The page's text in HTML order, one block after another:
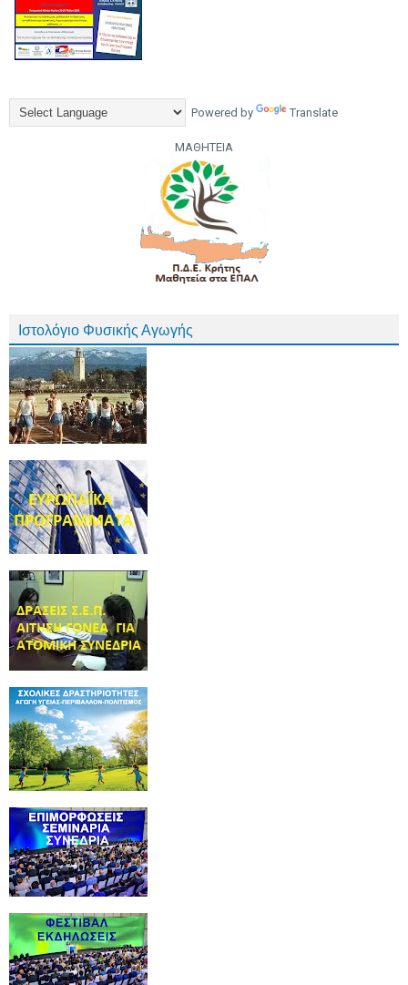
Powered by Translate
ΜΑΘΗΤΕΙΑ
Ιστολόγιο Φυσικής Αγωγής